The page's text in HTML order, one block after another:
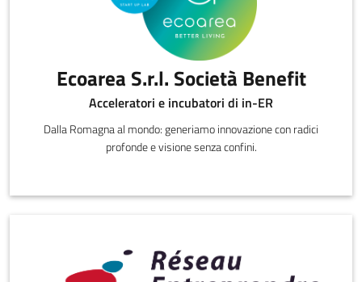
Ecoarea S.r.l. Società Benefit
Acceleratori e incubatori di in-ER
Dalla Romagna al mondo: generiamo innovazione con radici
profonde e visione senza confini.